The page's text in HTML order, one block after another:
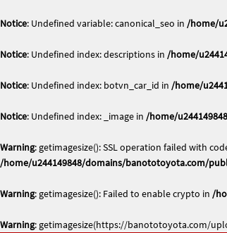
Notice: Undefined variable: canonical_seo in /home/
Notice: Undefined index: descriptions in /home/
Notice: Undefined index: botvn_car_id in /home/
Notice: Undefined index: _image in /home/
Warning: getimagesize(): SSL operation failed with
/home/u244149848/domains/banototoyota.com/
Warning: getimagesize(): Failed to enable crypto in /
Warning: getimagesize(https://banototoyota.com/